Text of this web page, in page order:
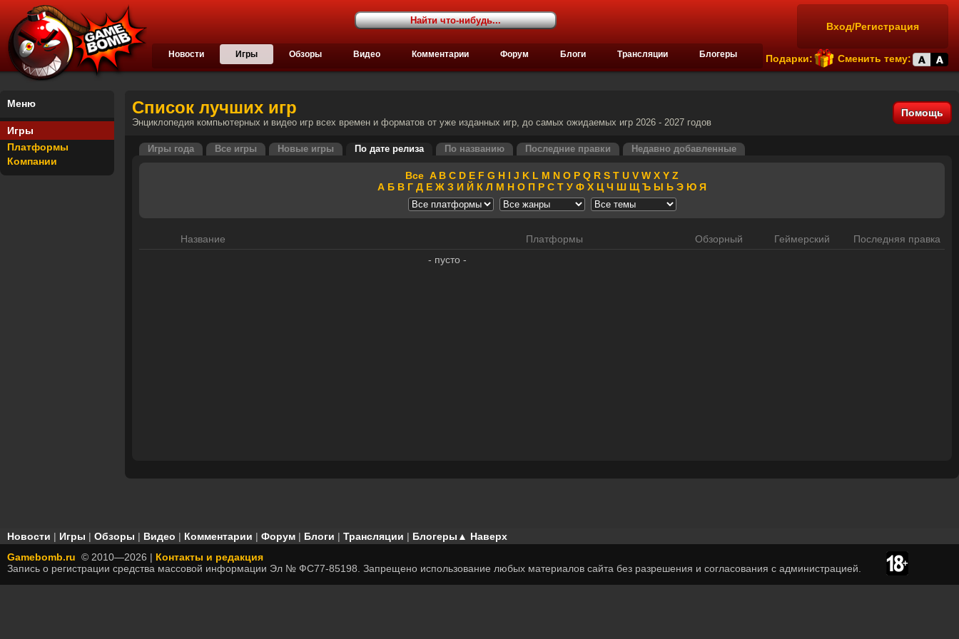
Вход/Регистрация
Подарки: Сменить тему:
Новости Игры Обзоры Видео Комментарии Форум Блоги Трансляции Блогеры
Меню
Игры
Платформы
Компании
Помощь
Список лучших игр
Энциклопедия компьютерных и видео игр всех времен и форматов от уже изданных игр, до самых ожидаемых игр 2026 - 2027 годов
Игры года Все игры Новые игры По дате релиза По названию Последние правки Недавно добавленные
Все A B C D E F G H I J K L M N O P Q R S T U V W X Y Z
А Б В Г Д Е Ж З И Й К Л М Н О П Р С Т У Ф Х Ц Ч Ш Щ Ъ Ы Ь Э Ю Я
Название Платформы Обзорный Геймерский
Последняя правка
- пусто -
▲ Наверх
Новости | Игры | Обзоры | Видео | Комментарии | Форум | Блоги | Трансляции | Блогеры
Gamebomb.ru © 2010—2026 | Контакты и редакция
Запись о регистрации средства массовой информации Эл № ФС77-85198. Запрещено использование любых материалов сайта без разрешения и согласования с администрацией.